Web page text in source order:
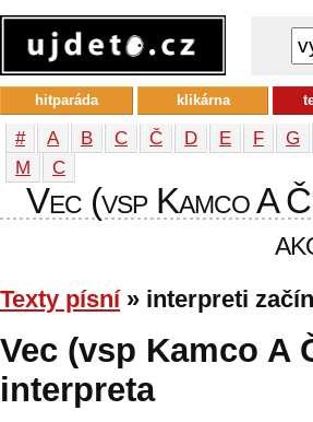
# A B C Č D E F G
М
С
Vec (vsp Kamco A
Texty písní» interpreti
Vec (vsp Kamco A
interpreta
hitparáda klikárna